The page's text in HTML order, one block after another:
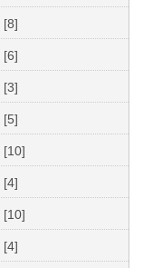
[8]
[6]
[3]
[5]
[10]
[4]
[10]
[4]